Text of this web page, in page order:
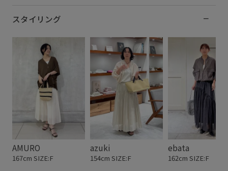
スタイリング
AMURO
167cm SIZE:F
azuki
154cm SIZE:F
ebata
162cm SIZE:F